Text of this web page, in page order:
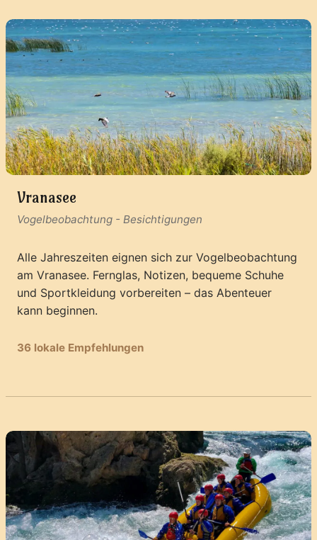
Vranasee
Vogelbeobachtung - Besichtigungen
Alle Jahreszeiten eignen sich zur Vogelbeobachtung
am Vranasee. Fernglas, Notizen, bequeme Schuhe
und Sportkleidung vorbereiten – das Abenteuer
kann beginnen.
36 lokale Empfehlungen